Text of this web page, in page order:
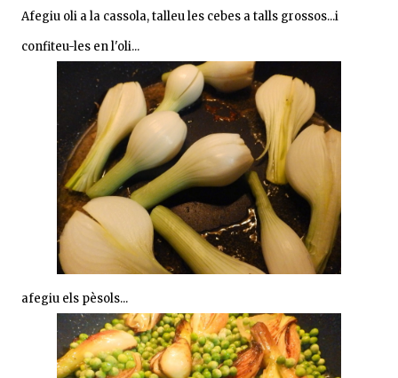
Afegiu oli a la cassola, talleu les cebes a talls grossos...i
confiteu-les en l'oli...
afegiu els pèsols...